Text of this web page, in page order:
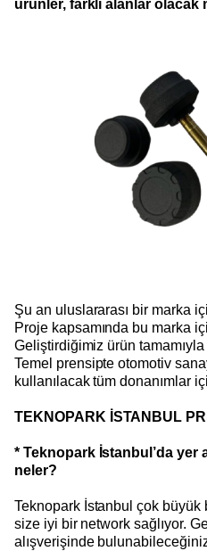
ürünler, farklı alanlar olacak
Şu an uluslararası bir marka
Proje kapsamında bu marka
Geliştirdiğimiz ürün
Temel prensipte otomotiv
kullanılacak tüm donanımlar
TEKNOPARK İSTANBUL
* Teknopark İstanbul’da yer
neler?
Teknopark İstanbul çok
size iyi bir network sağlıyor.
alışverişinde